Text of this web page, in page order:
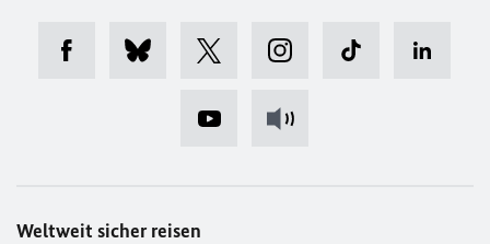
Weltweit sicher reisen